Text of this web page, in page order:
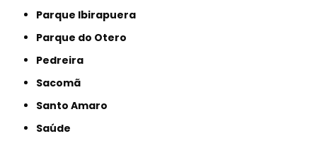
Parque Ibirapuera
Parque do Otero
Pedreira
Sacomã
Santo Amaro
Saúde